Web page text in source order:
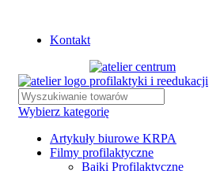
Kontakt
Wybierz kategorię
Artykuły biurowe KRPA
Filmy profilaktyczne
Bajki Profilaktyczne